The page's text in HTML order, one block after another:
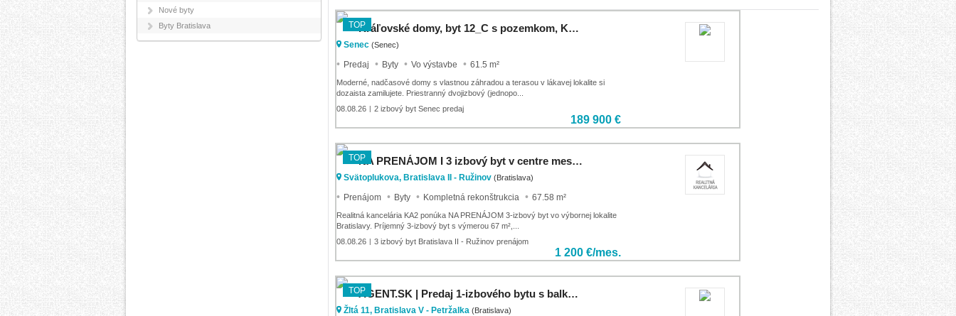
TOP Kráľovské domy, byt 12_C s pozemkom, Kráľová pri Senci
Senec (Senec)
Predaj Byty Vo výstavbe 61.5 m²
Moderné, nadčasové domy s vlastnou záhradou a terasou v lákavej lokalite si
dozaista zamilujete. Priestranný dvojizbový (jednopo...
08.08.26 | 2 izbový byt Senec predaj
189 900 €
TOP NA PRENÁJOM I 3 izbový byt v centre mesta I BRATISLAVA
Svätoplukova, Bratislava II - Ružinov (Bratislava)
Prenájom Byty Kompletná rekonštrukcia 67.58 m²
Realitná kancelária KA2 ponúka NA PRENÁJOM 3-izbový byt vo výbornej lokalite
Bratislavy. Príjemný 3-izbový byt s výmerou 67 m²,...
08.08.26 | 3 izbový byt Bratislava II - Ružinov prenájom
1 200 €/mes.
TOP AGENT.SK | Predaj 1-izbového bytu s balkónom, Petržalka - Slnečnice
Žltá 11, Bratislava V - Petržalka (Bratislava)
Nové byty
Byty Bratislava